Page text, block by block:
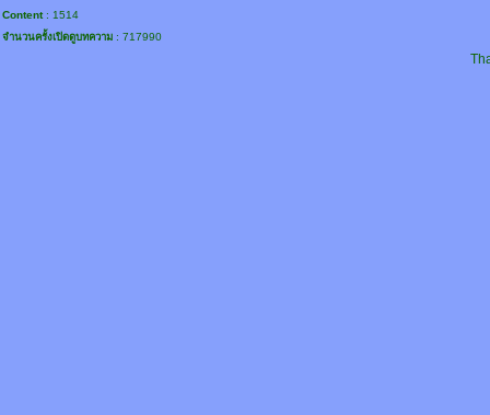
Content: 1514
จำนวนครั้งเปิดดูบทความ : 717990